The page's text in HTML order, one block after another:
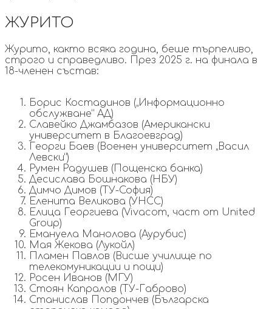
ЖУРИТО
Журито, както всяка година, беше търпеливо,
строго и справедливо. През 2025 г. на финала в
18-членен състав:
Борис Костадинов („Информационно
обслужване“ АД)
Славейко Джамбазов (Американски
университет в Благоевград)
Георги Баев (Военен университет „Васил
Левски“)
Румен Радушев (Пощенска банка)
Десислава Бошнакова (НБУ)
Димчо Димов (ТУ-София)
Еленита Великова (УНСС)
Елица Георгиева (Vivacom, част от United
Group)
Емануела Манолова (Аурубис)
Мая Жекова (Лукойл)
Пламен Павлов (Висше училище по
телекомуникации и пощи)
Росен Иванов (МГУ)
Стоян Капралов (ТУ-Габрово)
Станислав Попдончев (Българска